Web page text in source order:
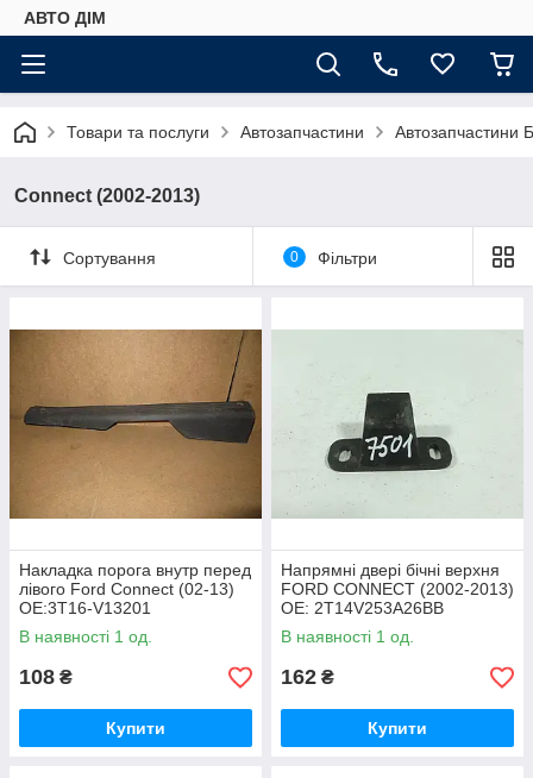
АВТО ДIМ
Товари та послуги Автозапчастини Автозапчастини
Connect (2002-2013)
Сортування 0 Фільтри
Накладка порога внутр перед
лівого Ford Connect (02-13)
OE:3T16-V13201
В наявності 1 од.
108 ₴
Купити
Напрямні двері бічні верхня
FORD CONNECT (2002-2013)
ОЕ: 2T14V253A26BB
В наявності 1 од.
162 ₴
Купити